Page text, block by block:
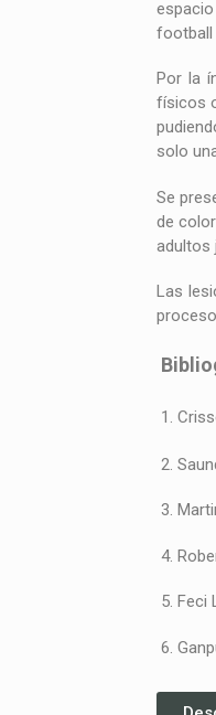
football
Por la
físicos
solo
Se
de
adultos
Las
1.
2.
3.
4.
5. Feci
6.